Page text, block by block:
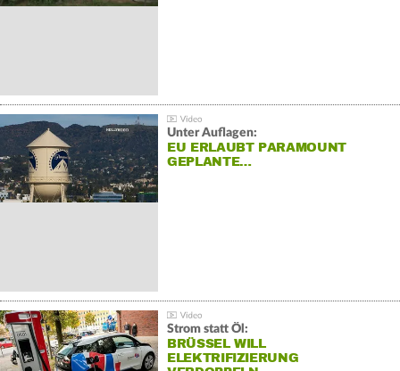
Unter Auflagen:
EU ERLAUBT PARAMOUNT
GEPLANTE…
Strom statt Öl:
BRÜSSEL WILL
ELEKTRIFIZIERUNG